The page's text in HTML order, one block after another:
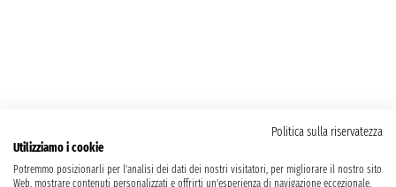
Politica sulla riservatezza
Utilizziamo i cookie
Potremmo posizionarli per l'analisi dei dati dei nostri visitatori, per migliorare il nostro sito
Web, mostrare contenuti personalizzati e offrirti un'esperienza di navigazione eccezionale.